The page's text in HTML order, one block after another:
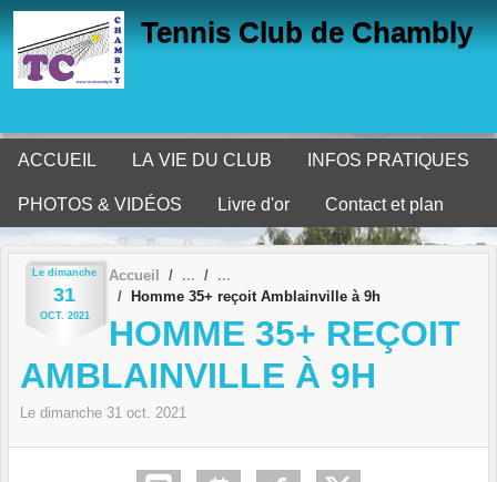
Tennis Club de Chambly
ACCUEIL LA VIE DU CLUB INFOS PRATIQUES
PHOTOS & VIDÉOS Livre d'or Contact et plan
Le dimanche
31
OCT. 2021
Accueil
Homme 35+ reçoit Amblainville à 9h
HOMME 35+ REÇOIT
AMBLAINVILLE À 9H
Le dimanche 31 oct. 2021
Panneau de gestion des cookies